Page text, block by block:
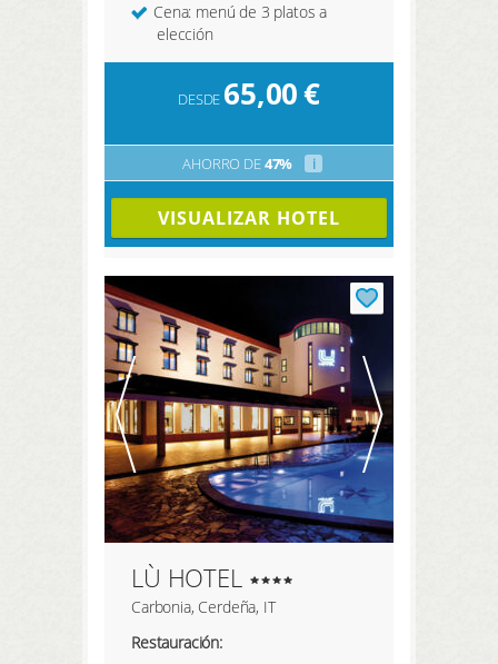
Cena: menú de 3 platos a
elección
DESDE 65,00€
AHORRO DE47% i
VISUALIZAR HOTEL
LÙ HOTEL
Carbonia, Cerdeña, IT
Restauración: